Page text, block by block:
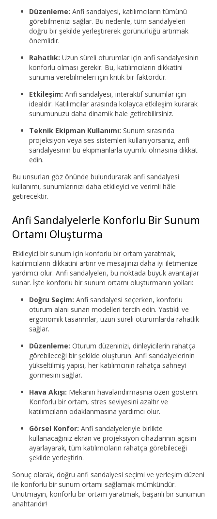
Düzenleme: Anfi sandalyesi, katılımcıların tümünü
görebilmenizi sağlar. Bu nedenle, tüm sandalyeleri
doğru bir şekilde yerleştirerek görünürlüğü artırmak
önemlidir.
Rahatlık: Uzun süreli oturumlar için anfi sandalyesinin
konforlu olması gerekir. Bu, katılımcıların dikkatini
sunuma verebilmeleri için kritik bir faktördür.
Etkileşim: Anfi sandalyesi, interaktif sunumlar için
idealdir. Katılımcılar arasında kolayca etkileşim kurarak
sunumunuzu daha dinamik hale getirebilirsiniz.
Teknik Ekipman Kullanımı: Sunum sırasında
projeksiyon veya ses sistemleri kullanıyorsanız, anfi
sandalyesinin bu ekipmanlarla uyumlu olmasına dikkat
edin.
Bu unsurları göz önünde bulundurarak anfi sandalyesi
kullanımı, sunumlarınızı daha etkileyici ve verimli hâle
getirecektir.
Anfi Sandalyelerle Konforlu Bir Sunum
Ortamı Oluşturma
Etkileyici bir sunum için konforlu bir ortam yaratmak,
katılımcıların dikkatini artırır ve mesajınızı daha iyi iletmenize
yardımcı olur. Anfi sandalyeleri, bu noktada büyük avantajlar
sunar. İşte konforlu bir sunum ortamı oluşturmanın yolları:
Doğru Seçim: Anfi sandalyesi seçerken, konforlu
oturum alanı sunan modelleri tercih edin. Yastıklı ve
ergonomik tasarımlar, uzun süreli oturumlarda rahatlık
sağlar.
Düzenleme: Oturum düzeninizi, dinleyicilerin rahatça
görebileceği bir şekilde oluşturun. Anfi sandalyelerinin
yükseltilmiş yapısı, her katılımcının rahatça sahneyi
görmesini sağlar.
Hava Akışı: Mekanın havalandırmasına özen gösterin.
Konforlu bir ortam, stres seviyesini azaltır ve
katılımcıların odaklanmasına yardımcı olur.
Görsel Konfor: Anfi sandalyeleriyle birlikte
kullanacağınız ekran ve projeksiyon cihazlarının açısını
ayarlayarak, tüm katılımcıların rahatça görebileceği
şekilde yerleştirin.
Sonuç olarak, doğru anfi sandalyesi seçimi ve yerleşim düzeni
ile konforlu bir sunum ortamı sağlamak mümkündür.
Unutmayın, konforlu bir ortam yaratmak, başarılı bir sunumun
anahtarıdır!